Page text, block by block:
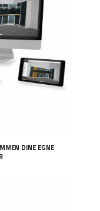
DINE EGNE